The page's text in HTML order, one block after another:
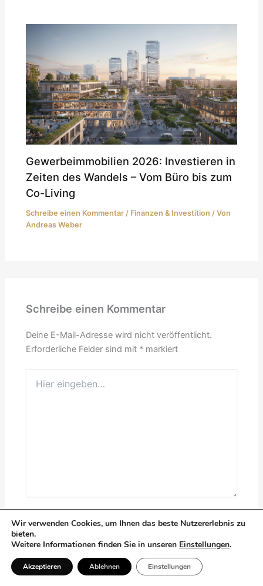
Gewerbeimmobilien 2026: Investieren in
Zeiten des Wandels – Vom Büro bis zum
Co-Living
Schreibe einen Kommentar / Finanzen & Investition / Von
Andreas Weber
Schreibe einen Kommentar
Deine E-Mail-Adresse wird nicht veröffentlicht.
Erforderliche Felder sind mit * markiert
eingeben…
Name*
E-
Mail-
Wir verwenden Cookies, um Ihnen das beste Nutzererlebnis zu
bieten.
Weitere Informationen finden Sie in unseren Einstellungen.
Akzeptieren Ablehnen Einstellungen